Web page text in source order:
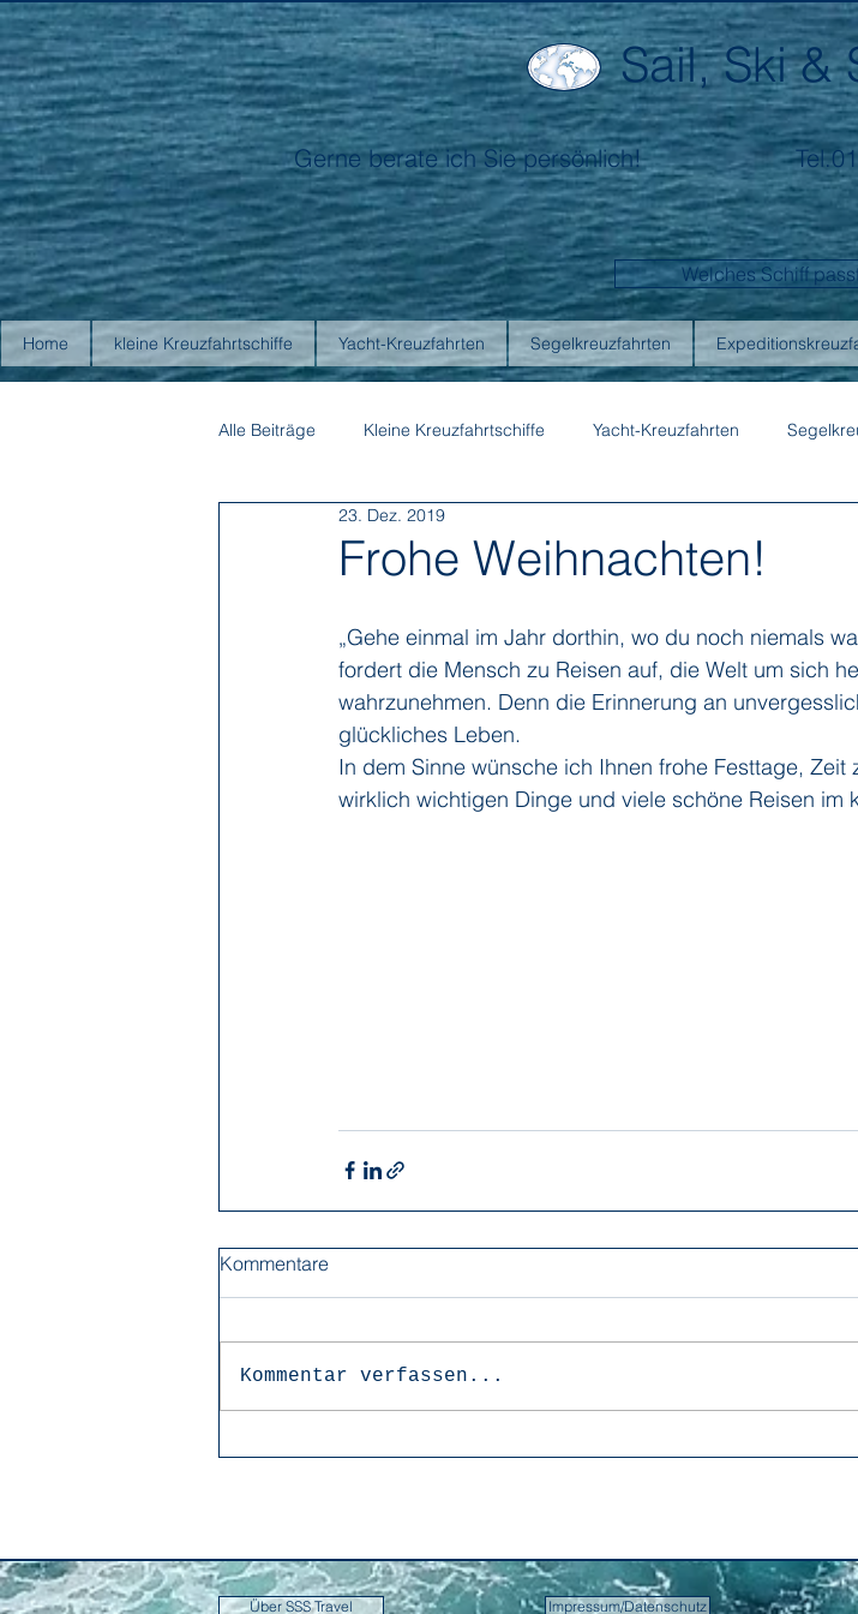
Sail, Ski &
Gerne berate ich Sie persönlich!
Welches Schiff
Home kleine Kreuzfahrtschiffe Yacht-Kreuzfahrten Segelkreuzfahrten
Alle Beiträge Kleine Kreuzfahrtschiffe Yacht-Kreuzfahrten
Antarctica21 Aurora Expeditions
Poseidon Expeditions Regent Seven Seas Cruises Running on
Sea Cloud Cruises SeaDream Yacht Club Silhouette Cruises
Frohe Weihnachten!
23. Dez. 2019
„Gehe einmal im Jahr dorthin, wo du noch niemals
fordert die Mensch zu Reisen auf, die Welt um sich
wahrzunehmen. Denn die Erinnerung an
glückliches Leben.
In dem Sinne wünsche ich Ihnen frohe Festtage,
wirklich wichtigen Dinge und viele schöne Reisen im
Kommentare
Kommentar verfassen...
Über SSS Travel Impressum/Datenschutz